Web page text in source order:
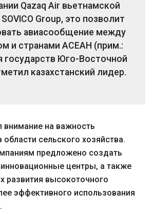
Qazaq Air вьетнамской
Group, это позволит
авиасообщение между
и странами АСЕАН (прим.:
государств Юго-Восточной
казахстанский лидер.
внимание на важность
области сельского хозяйства.
предложено создать
центры, а также
развития высокоточного
эффективного использования